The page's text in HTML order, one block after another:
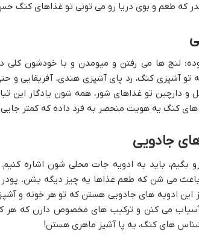
که طعم و بوی دریا رو می تونی تو غذاهای کنگ
لنج ها می رفتن و میومدن و با خودشون کلی
آشپزی کنگ، رد پای آشپزی هندی، آفریقایی و
و دارچین تو غذاهای شور، همه شون یادگار این
کنگ یه هویت منحصر به فرد داده که کمتر
جادویی
بگیم، باید به ادویه جات محلی شون اشاره
می شن که طعم غذاها یه چیز دیگه بشن. پودر
این ادویه های جادویی هستن که تو هر خونه و
آسیاب می کنن و ترکیب های مخصوص دارن که هر
های کنگ، یه پا آشپز ماهری هستن!